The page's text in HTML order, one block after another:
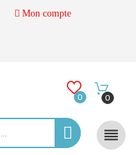
Mon compte
0 0
